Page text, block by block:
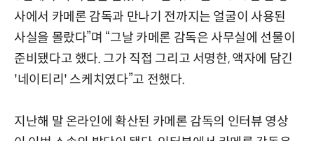
사에서 카메론 감독과 만나기 전까지는 얼굴이 사용된
사실을 몰랐다”며 “그날 카메론 감독은 사무실에 선물이
준비됐다고 했다. 그가 직접 그리고 서명한, 액자에 담긴
'네이티리' 스케치였다”고 전했다.
지난해 말 온라인에 확산된 카메론 감독의 인터뷰 영상